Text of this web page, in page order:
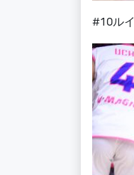
#10ル